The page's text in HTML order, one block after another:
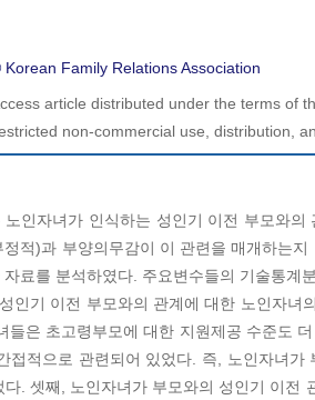
Family Relations Association
article distributed under the terms of
non-commercial use, distribution,
노인자녀가 인식하는 성인기 이전 부모와
정적)과 부양의무감이 이 관련을 매개하는
료를 분석하였다. 주요변수들의 기술통
인기 이전 부모와의 관계에 대한 노인자녀
들은 초고령부모에 대한 지원제공 수준도
접적으로 관련되어 있었다. 즉, 노인자녀
다. 셋째, 노인자녀가 부모와의 성인기 이